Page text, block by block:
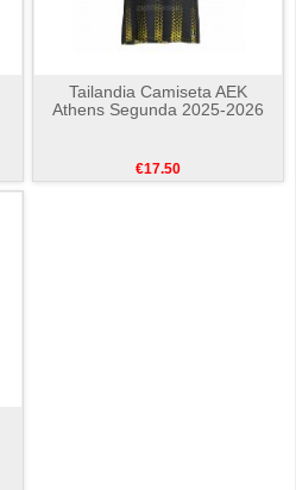
Tailandia Camiseta AEK
Athens Segunda 2025-2026
€17.50